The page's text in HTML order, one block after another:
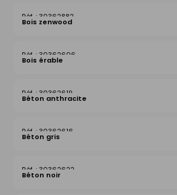
30362882
Bois zenwood
30362606
Bois érable
30362619
Béton anthracite
30362616
Béton gris
30362622
Béton noir